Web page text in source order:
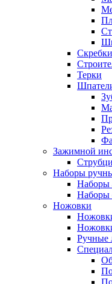
Скребки
Терки
Зажимной
Наборы
Наборы
Наборы
Ножовки
Ручные